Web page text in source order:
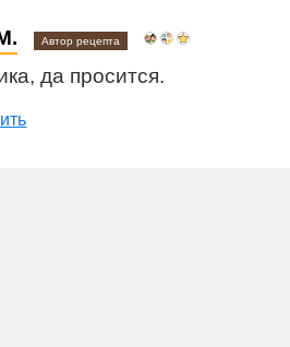
Автор рецепта
да просится.